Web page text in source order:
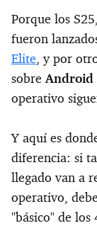
Porque los
fueron
Elite, y por
sobreAndroid
operativo
Y aquí es
diferencia: si
llegado van a
operativo,
"básico" de